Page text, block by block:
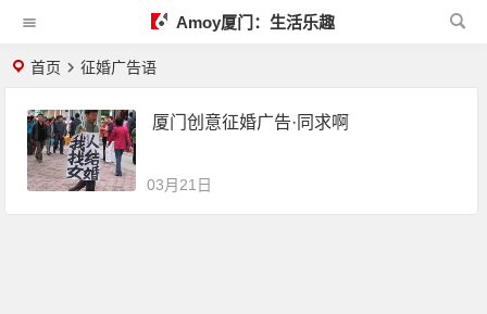
Amoy厦门：生活乐趣
首页 征婚广告语
厦门创意征婚广告·同求啊
03月21日